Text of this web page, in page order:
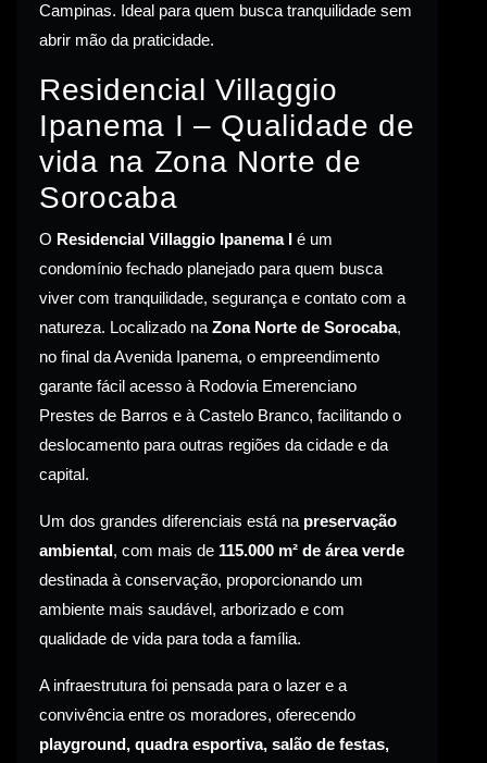
Campinas. Ideal para quem busca tranquilidade sem
abrir mão da praticidade.
Residencial Villaggio
Ipanema I – Qualidade de
vida na Zona Norte de
Sorocaba
O Residencial Villaggio Ipanema I é um
condomínio fechado planejado para quem busca
viver com tranquilidade, segurança e contato com a
natureza. Localizado na Zona Norte de Sorocaba,
no final da Avenida Ipanema, o empreendimento
garante fácil acesso à Rodovia Emerenciano
Prestes de Barros e à Castelo Branco, facilitando o
deslocamento para outras regiões da cidade e da
capital.
Um dos grandes diferenciais está na preservação
ambiental, com mais de 115.000 m² de área verde
destinada à conservação, proporcionando um
ambiente mais saudável, arborizado e com
qualidade de vida para toda a família.
A infraestrutura foi pensada para o lazer e a
convivência entre os moradores, oferecendo
playground, quadra esportiva, salão de festas,